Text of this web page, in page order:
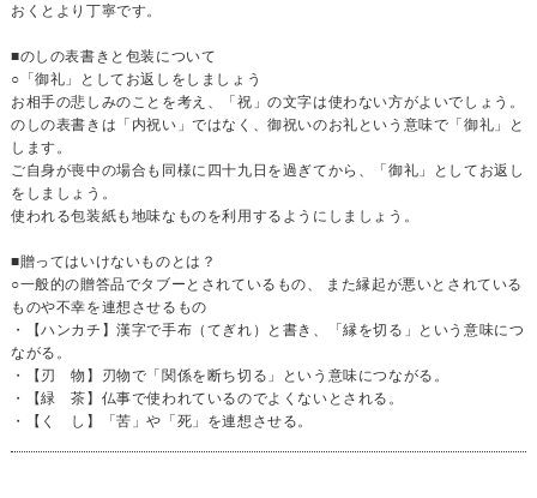
おくとより丁寧です。
■のしの表書きと包装について
○「御礼」としてお返しをしましょう
お相手の悲しみのことを考え、「祝」の文字は使わない方がよいでしょう。
のしの表書きは「内祝い」ではなく、御祝いのお礼という意味で「御礼」と
します。
ご自身が喪中の場合も同様に四十九日を過ぎてから、「御礼」としてお返し
をしましょう。
使われる包装紙も地味なものを利用するようにしましょう。
■贈ってはいけないものとは？
○一般的の贈答品でタブーとされているもの、 また縁起が悪いとされている
ものや不幸を連想させるもの
・【ハンカチ】漢字で手布（てぎれ）と書き、「縁を切る」という意味につ
ながる。
・【刃 物】刃物で「関係を断ち切る」という意味につながる。
・【緑 茶】仏事で使われているのでよくないとされる。
・【く し】「苦」や「死」を連想させる。